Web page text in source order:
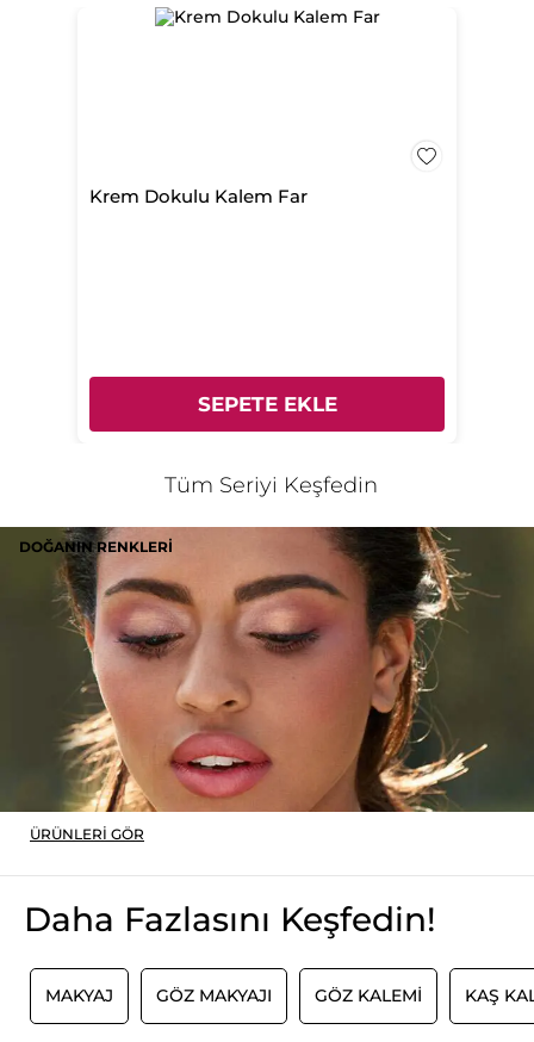
Krem Dokulu Kalem Far
SEPETE EKLE
Tüm Seriyi Keşfedin
DOĞANIN RENKLERI
ÜRÜNLERI GÖR
Daha Fazlasını Keşfedin!
MAKYAJ GÖZ MAKYAJI GÖZ KALEMI KAŞ